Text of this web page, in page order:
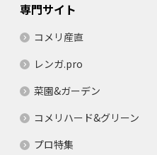
専門サイト
コメリ産直
レンガ.pro
菜園&ガーデン
コメリハード&グリーン
プロ特集